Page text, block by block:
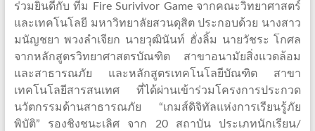
ร่วมยินดีกับ ทีม Fire Surivivor Game จากคณะวิทยาศาสตร์
และเทคโนโลยี มหาวิทยาลัยสวนดุสิต ประกอบด้วย นางสาว
มนัญชยา พวงลำเจียก นายวุฒินันท์ ฮั่งลิ้ม นายวัชระ โกศล
จากหลักสูตรวิทยาศาสตรบัณฑิต สาขาอนามัยสิ่งแวดล้อม
และสาธารณภัย และหลักสูตรเทคโนโลยีบัณฑิต สาขา
เทคโนโลยีสารสนเทศ ที่ได้ผ่านเข้าร่วมโครงการประกวด
นวัตกรรมด้านสาธารณภัย “เกมส์ดิจิทัลแห่งการเรียนรู้ภัย
พิบัติ” รองชิงชนะเลิศ จาก 20 สถาบัน ประเภทนักเรียน/